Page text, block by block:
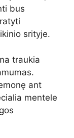
bus
srityje.
traukia
ant
mentele